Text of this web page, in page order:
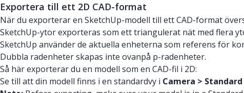
Exportera till ett 2D CAD-format
När du exporterar en SketchUp-modell till ett CAD-format
SketchUp-ytor exporteras som ett triangulerat nät med flera
SketchUp använder de aktuella enheterna som referens för
Dubbla radenheter skapas inte ovanpå p-radenheter.
Så här exporterar du en modell som en CAD-fil i 2D:
Se till att din modell finns i en standardvy i Camera >